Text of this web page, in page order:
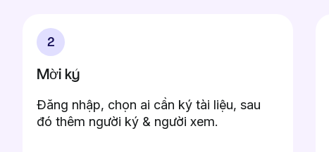
2
Mời ký
Đăng nhập, chọn ai cần ký tài liệu, sau
đó thêm người ký & người xem.